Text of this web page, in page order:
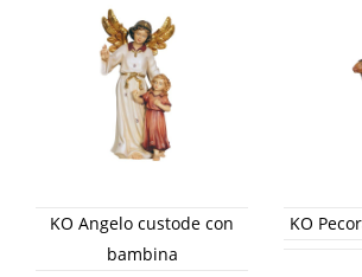
KO Angelo custode con
bambina
KO